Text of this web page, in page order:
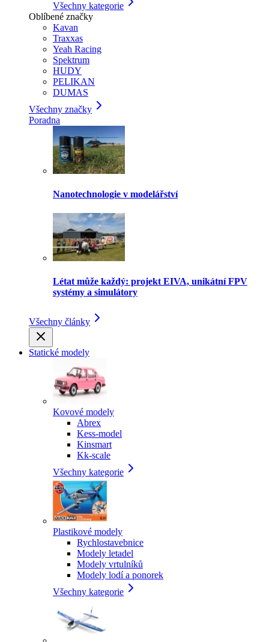
Všechny kategorie
Oblíbené značky
Kavan
Traxxas
Yeah Racing
Spektrum
HUDY
PELIKAN
DUMAS
Všechny značky
Poradna
Nanotechnologie v modelářství
Létat může každý: projekt EIVA, unikátní FPV
systémy a simulátory
Všechny články
Statické modely
Kovové modely
Abrex
Kess-model
Kinsmart
Kk-scale
Všechny kategorie
Plastikové modely
Rychlostavebnice
Modely letadel
Modely vrtulníků
Modely lodí a ponorek
Všechny kategorie